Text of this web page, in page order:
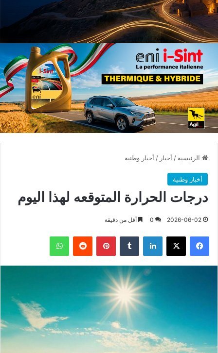
الرئيسية / أخبار / أخبار وطنية
أخبار وطنية
درجات الحرارة المتوقعه لهذا اليوم
2026-06-02
0 أقل من دقيقة
فيسبوك X لينكدإن بينتيريست واتساب